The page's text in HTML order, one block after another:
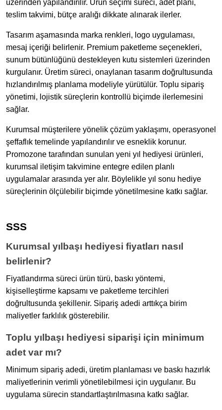
üzerinden yapılandırılır. Ürün seçimi süreci, adet planı,
teslim takvimi, bütçe aralığı dikkate alınarak ilerler.
Tasarım aşamasında marka renkleri, logo uygulaması,
mesaj içeriği belirlenir. Premium paketleme seçenekleri,
sunum bütünlüğünü destekleyen kutu sistemleri üzerinden
kurgulanır. Üretim süreci, onaylanan tasarım doğrultusunda
hızlandırılmış planlama modeliyle yürütülür. Toplu sipariş
yönetimi, lojistik süreçlerin kontrollü biçimde ilerlemesini
sağlar.
Kurumsal müşterilere yönelik çözüm yaklaşımı, operasyonel
şeffaflık temelinde yapılandırılır ve esneklik korunur.
Promozone tarafından sunulan yeni yıl hediyesi ürünleri,
kurumsal iletişim takvimine entegre edilen planlı
uygulamalar arasında yer alır. Böylelikle yıl sonu hediye
süreçlerinin ölçülebilir biçimde yönetilmesine katkı sağlar.
SSS
Kurumsal yılbaşı hediyesi fiyatları nasıl
belirlenir?
Fiyatlandırma süreci ürün türü, baskı yöntemi,
kişiselleştirme kapsamı ve paketleme tercihleri
doğrultusunda şekillenir. Sipariş adedi arttıkça birim
maliyetler farklılık gösterebilir.
Toplu yılbaşı hediyesi siparişi için minimum
adet var mı?
Minimum sipariş adedi, üretim planlaması ve baskı hazırlık
maliyetlerinin verimli yönetilebilmesi için uygulanır. Bu
uygulama sürecin standartlaştırılmasına katkı sağlar.